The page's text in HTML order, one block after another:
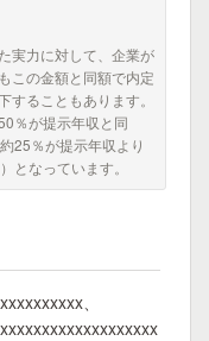
実力に対して、企業が
この金額と同額で内定
ることもあります。
％が提示年収と同
25％が提示年収より
となっています。
、